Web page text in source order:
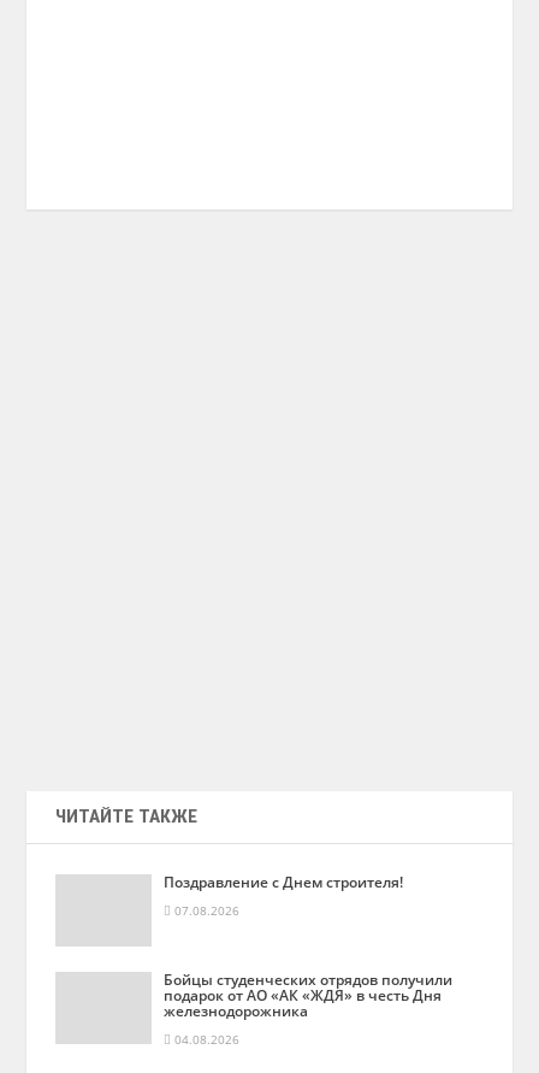
ЧИТАЙТЕ ТАКЖЕ
Поздравление с Днем строителя!
07.08.2026
Бойцы студенческих отрядов получили
подарок от АО «АК «ЖДЯ» в честь Дня
железнодорожника
04.08.2026